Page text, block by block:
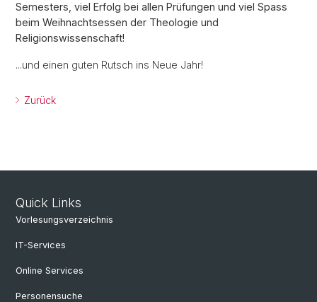
Semesters, viel Erfolg bei allen Prüfungen und viel Spass
beim Weihnachtsessen der Theologie und
Religionswissenschaft!
...und einen guten Rutsch ins Neue Jahr!
Zurück
Quick Links
Vorlesungsverzeichnis
IT-Services
Online Services
Personensuche